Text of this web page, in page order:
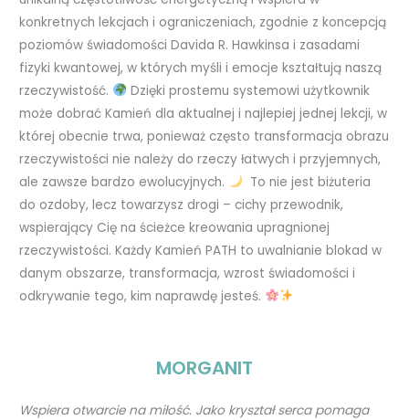
konkretnych lekcjach i ograniczeniach, zgodnie z koncepcją
poziomów świadomości Davida R. Hawkinsa i zasadami
fizyki kwantowej, w których myśli i emocje kształtują naszą
rzeczywistość.
Dzięki prostemu systemowi użytkownik
może dobrać Kamień dla aktualnej i najlepiej jednej lekcji, w
której obecnie trwa, ponieważ często transformacja obrazu
rzeczywistości nie należy do rzeczy łatwych i przyjemnych,
ale zawsze bardzo ewolucyjnych.
To nie jest biżuteria
do ozdoby, lecz towarzysz drogi – cichy przewodnik,
wspierający Cię na ścieżce kreowania upragnionej
rzeczywistości. Każdy Kamień PATH to uwalnianie blokad w
danym obszarze, transformacja, wzrost świadomości i
odkrywanie tego, kim naprawdę jesteś.
MORGANIT
Wspiera otwarcie na miłość. Jako kryształ serca pomaga